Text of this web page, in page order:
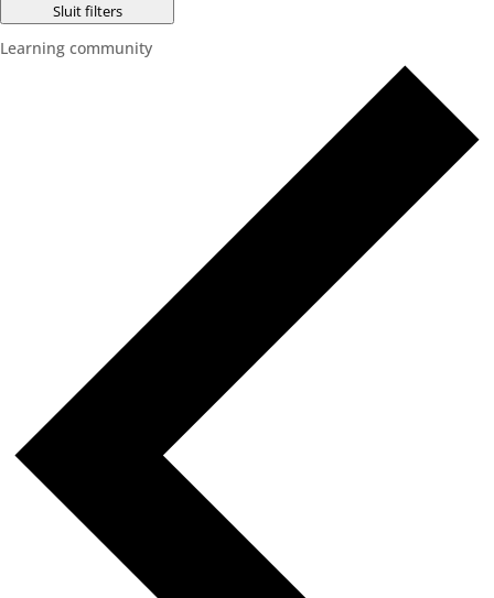
Sluit filters
Learning community